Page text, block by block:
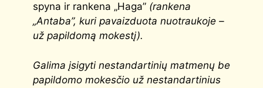
spyna ir rankena „Haga” (rankena
„Antaba”, kuri pavaizduota nuotraukoje –
už papildomą mokestį).
Galima įsigyti nestandartinių matmenų be
papildomo mokesčio už nestandartinius